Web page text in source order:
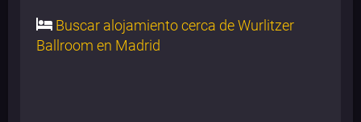
Buscar alojamiento cerca de Wurlitzer
Ballroom en Madrid